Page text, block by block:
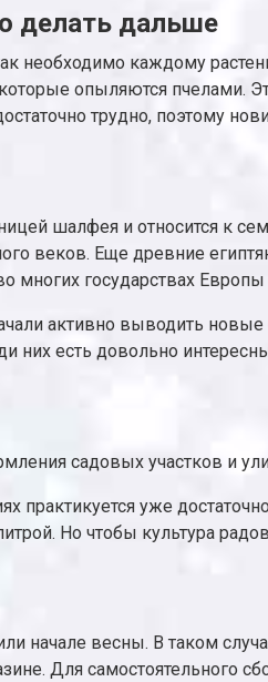
делать дальше
необходимо каждому
опыляются
трудно, поэтому
шалфея и относится к
веков. Еще древние
многих государствах Европы
активно выводить
них есть довольно
садовых участков и
практикуется уже
Но чтобы культура
начале весны. В таком
Для самостоятельного